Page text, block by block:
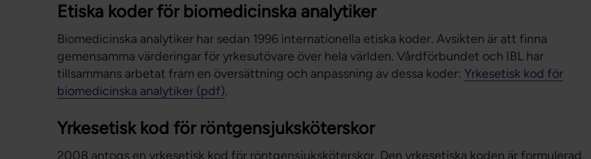
Etiska koder för biomedicinska analytiker
Biomedicinska analytiker har sedan 1996 internationella etiska koder. Avsikten är att finna
gemensamma värderingar för yrkesutövare över hela världen. Vårdförbundet och IBL har
tillsammans arbetat fram en översättning och anpassning av dessa koder: Yrkesetisk kod för
biomedicinska analytiker (pdf).
Yrkesetisk kod för röntgensjuksköterskor
2008 antogs en yrkesetisk kod för röntgensjuksköterskor. Den yrkesetiska koden är formulerad